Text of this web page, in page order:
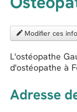
Modifier ces
L'ostéopathe
d'ostéopathe à
Adresse